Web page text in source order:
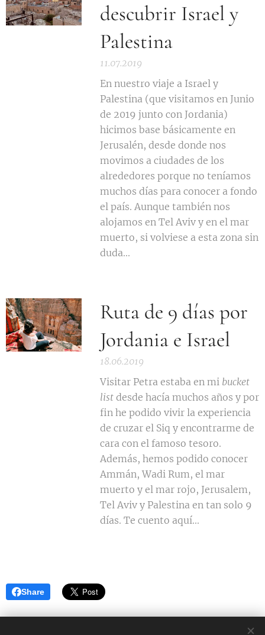
descubrir Israel y
Palestina
11.07.2019
En nuestro viaje a Israel y
Palestina (que visitamos en Junio
de 2019 junto con Jordania)
hicimos base básicamente en
Jerusalén, desde donde nos
movimos a ciudades de los
alrededores porque no teníamos
muchos días para conocer a fondo
el país. Aunque también nos
alojamos en Tel Aviv y en el mar
muerto, si volviese a esta zona sin
duda...
Ruta de 9 días por
Jordania e Israel
18.06.2019
Visitar Petra estaba en mi bucket
listdesde hacía muchos años y por
fin he podido vivir la experiencia
de cruzar el Siq y encontrarme de
cara con el famoso tesoro.
Además, hemos podido conocer
Ammán, Wadi Rum, el mar
muerto y el mar rojo, Jerusalem,
Tel Aviv y Palestina en tan solo 9
días. Te cuento aquí...
Share